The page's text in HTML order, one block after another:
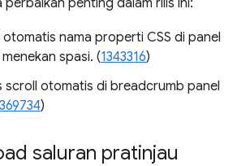
nama properti CSS di panel
spasi. (1343316)
scroll otomatis di breadcrumb panel
)
saluran pratinjau